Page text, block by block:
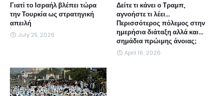
Γιατί το Ισραήλ βλέπει τώρα
την Τουρκία ως στρατηγική
απειλή
July 25, 2026
Δείτε τι κάνει ο Τραμπ,
αγνοήστε τι λέει...
Περισσότερος πόλεμος στην
ημερήσια διάταξη αλλά και...
σημάδια πρώιμης άνοιας;
April 16, 2026